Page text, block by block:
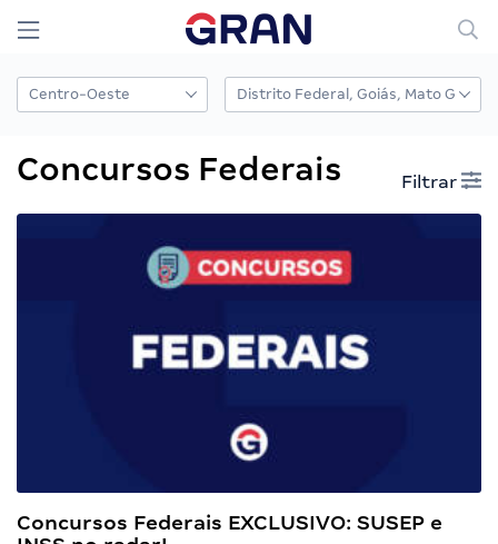
Concursos Federais Filtrar
Concursos Federais EXCLUSIVO: SUSEP e